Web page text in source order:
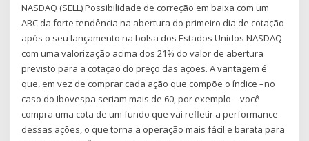
NASDAQ (SELL) Possibilidade de correção em baixa com um
ABC da forte tendência na abertura do primeiro dia de cotação
após o seu lançamento na bolsa dos Estados Unidos NASDAQ
com uma valorização acima dos 21% do valor de abertura
previsto para a cotação do preço das ações. A vantagem é
que, em vez de comprar cada ação que compõe o índice –no
caso do Ibovespa seriam mais de 60, por exemplo – você
compra uma cota de um fundo que vai refletir a performance
dessas ações, o que torna a operação mais fácil e barata para